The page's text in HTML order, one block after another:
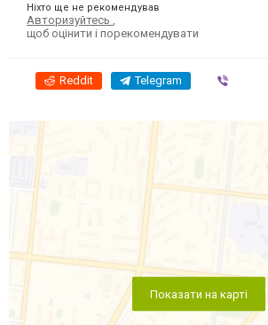
Ніхто ще не рекомендував
Авторизуйтесь
щоб оцінити і порекомендувати
Reddit Telegram
Показати на карті